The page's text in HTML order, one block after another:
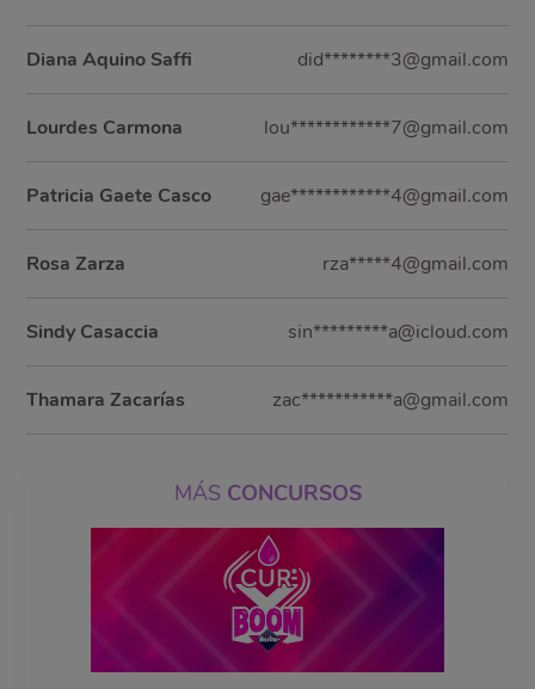
MÁS CONCURSOS
Diana Aquino Saffi did********3@gmail.com
Lourdes Carmona lou************7@gmail.com
Patricia Gaete Casco gae************4@gmail.com
Rosa Zarza rza*****4@gmail.com
Sindy Casaccia sin*********a@icloud.com
Thamara Zacarías zac***********a@gmail.com